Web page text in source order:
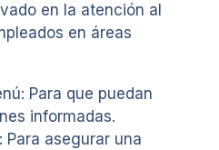
en la atención al
en áreas
Para que puedan
informadas.
asegurar una